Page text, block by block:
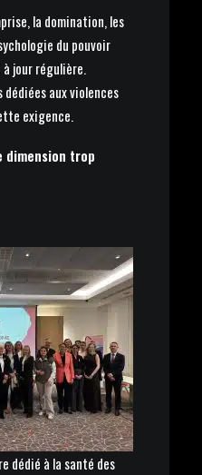
la domination, les
du pouvoir
jour régulière.
aux violences
exigence.
dimension trop
dédié à la santé des